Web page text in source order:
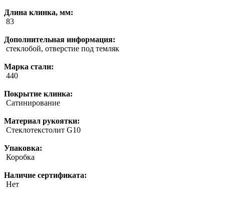
Длина клинка, мм:
83
Дополнительная информация:
стеклобой, отверстие под темляк
Марка стали:
440
Покрытие клинка:
Сатинирование
Материал рукоятки:
Стеклотекстолит G10
Упаковка:
Коробка
Наличие сертификата:
Нет